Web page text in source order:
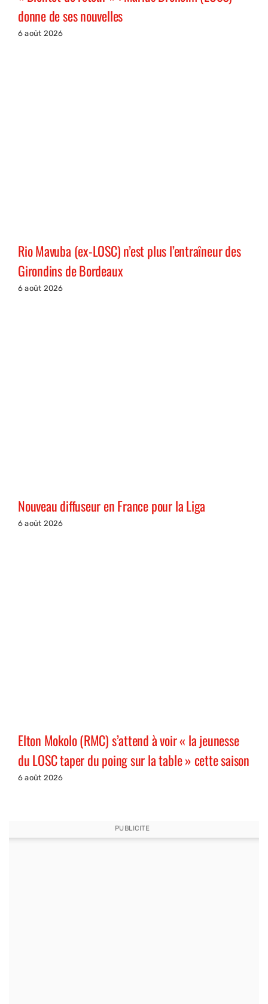
donne de ses nouvelles
6 août 2026
Rio Mavuba (ex-LOSC) n’est plus l’entraîneur des
Girondins de Bordeaux
6 août 2026
Nouveau diffuseur en France pour la Liga
6 août 2026
Elton Mokolo (RMC) s’attend à voir « la jeunesse
du LOSC taper du poing sur la table » cette saison
6 août 2026
PUBLICITE